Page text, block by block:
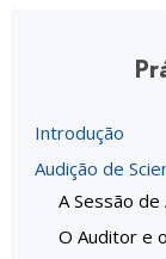
Introdução
Audição de
A Sessão de
O Auditor e